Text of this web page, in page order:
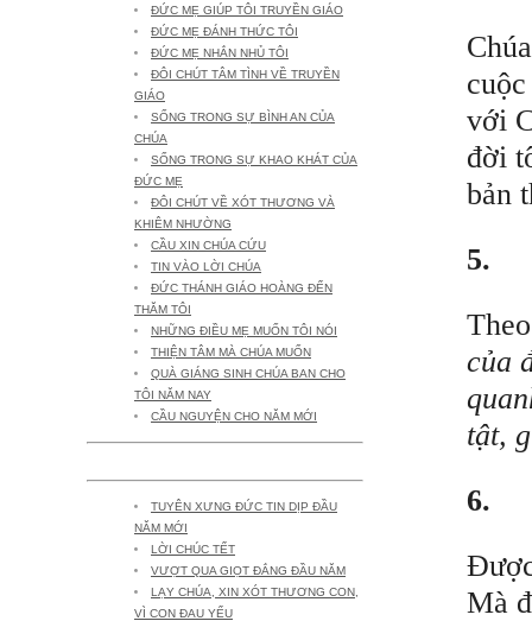
ĐỨC MẸ GIÚP TÔI TRUYỀN GIÁO
ĐỨC MẸ ĐÁNH THỨC TÔI
ĐỨC MẸ NHẮN NHỦ TÔI
ĐÔI CHÚT TÂM TÌNH VỀ TRUYỀN
GIÁO
SỐNG TRONG SỰ BÌNH AN CỦA
CHÚA
SỐNG TRONG SỰ KHAO KHÁT CỦA
ĐỨC MẸ
ĐÔI CHÚT VỀ XÓT THƯƠNG VÀ
KHIÊM NHƯỜNG
CẦU XIN CHÚA CỨU
TIN VÀO LỜI CHÚA
ĐỨC THÁNH GIÁO HOÀNG ĐẾN
THĂM TÔI
NHỮNG ĐIỀU MẸ MUỐN TÔI NÓI
THIỆN TÂM MÀ CHÚA MUỐN
QUÀ GIÁNG SINH CHÚA BAN CHO
TÔI NĂM NAY
CẦU NGUYỆN CHO NĂM MỚI
TUYÊN XƯNG ĐỨC TIN DỊP ĐẦU
NĂM MỚI
LỜI CHÚC TẾT
VƯỢT QUA GIỌT ĐẮNG ĐẦU NĂM
LẠY CHÚA, XIN XÓT THƯƠNG CON,
VÌ CON ĐAU YẾU
với
đời
bản
5.
của
tật,
6.
Mà